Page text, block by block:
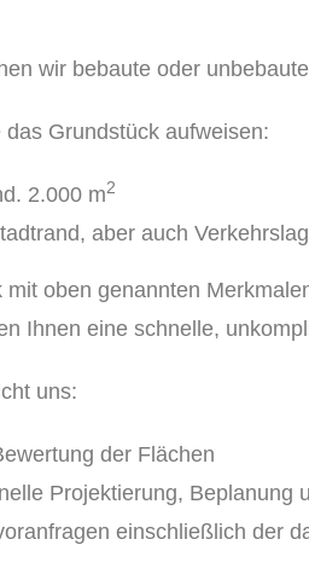
wir bebaute oder
Grundstück aufweisen:
2.000 m2
aber auch
oben genannten
Ihnen eine schnelle,
uns:
der Flächen
Projektierung, Beplanung
einschließlich der